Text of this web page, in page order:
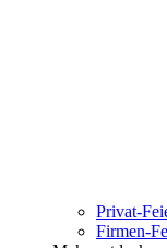
Privat-
Firmen-